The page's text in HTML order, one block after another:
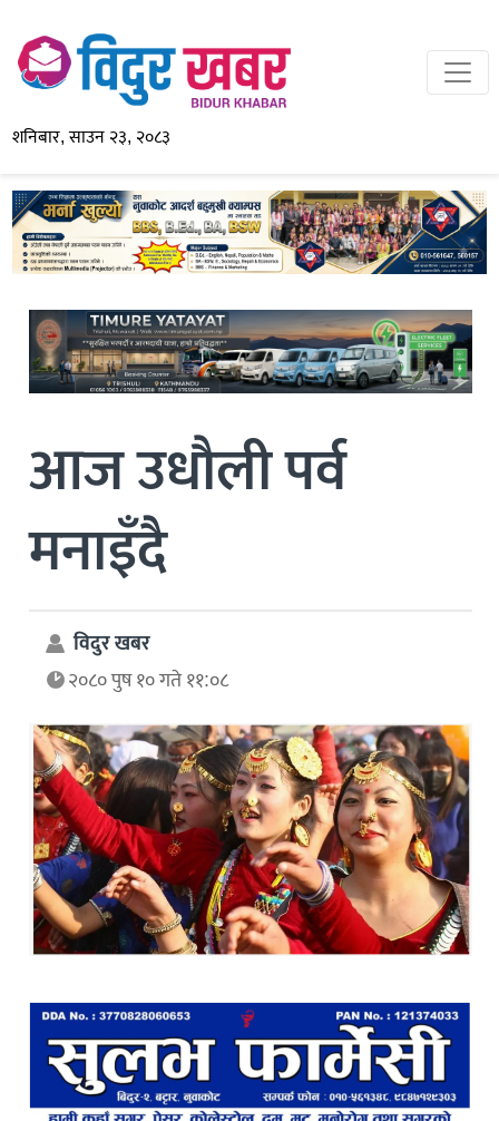
शनिबार, साउन २३, २०८३
आज उधौली पर्व
मनाइँदै
विदुर खबर
२०८० पुष १० गते ११:०८